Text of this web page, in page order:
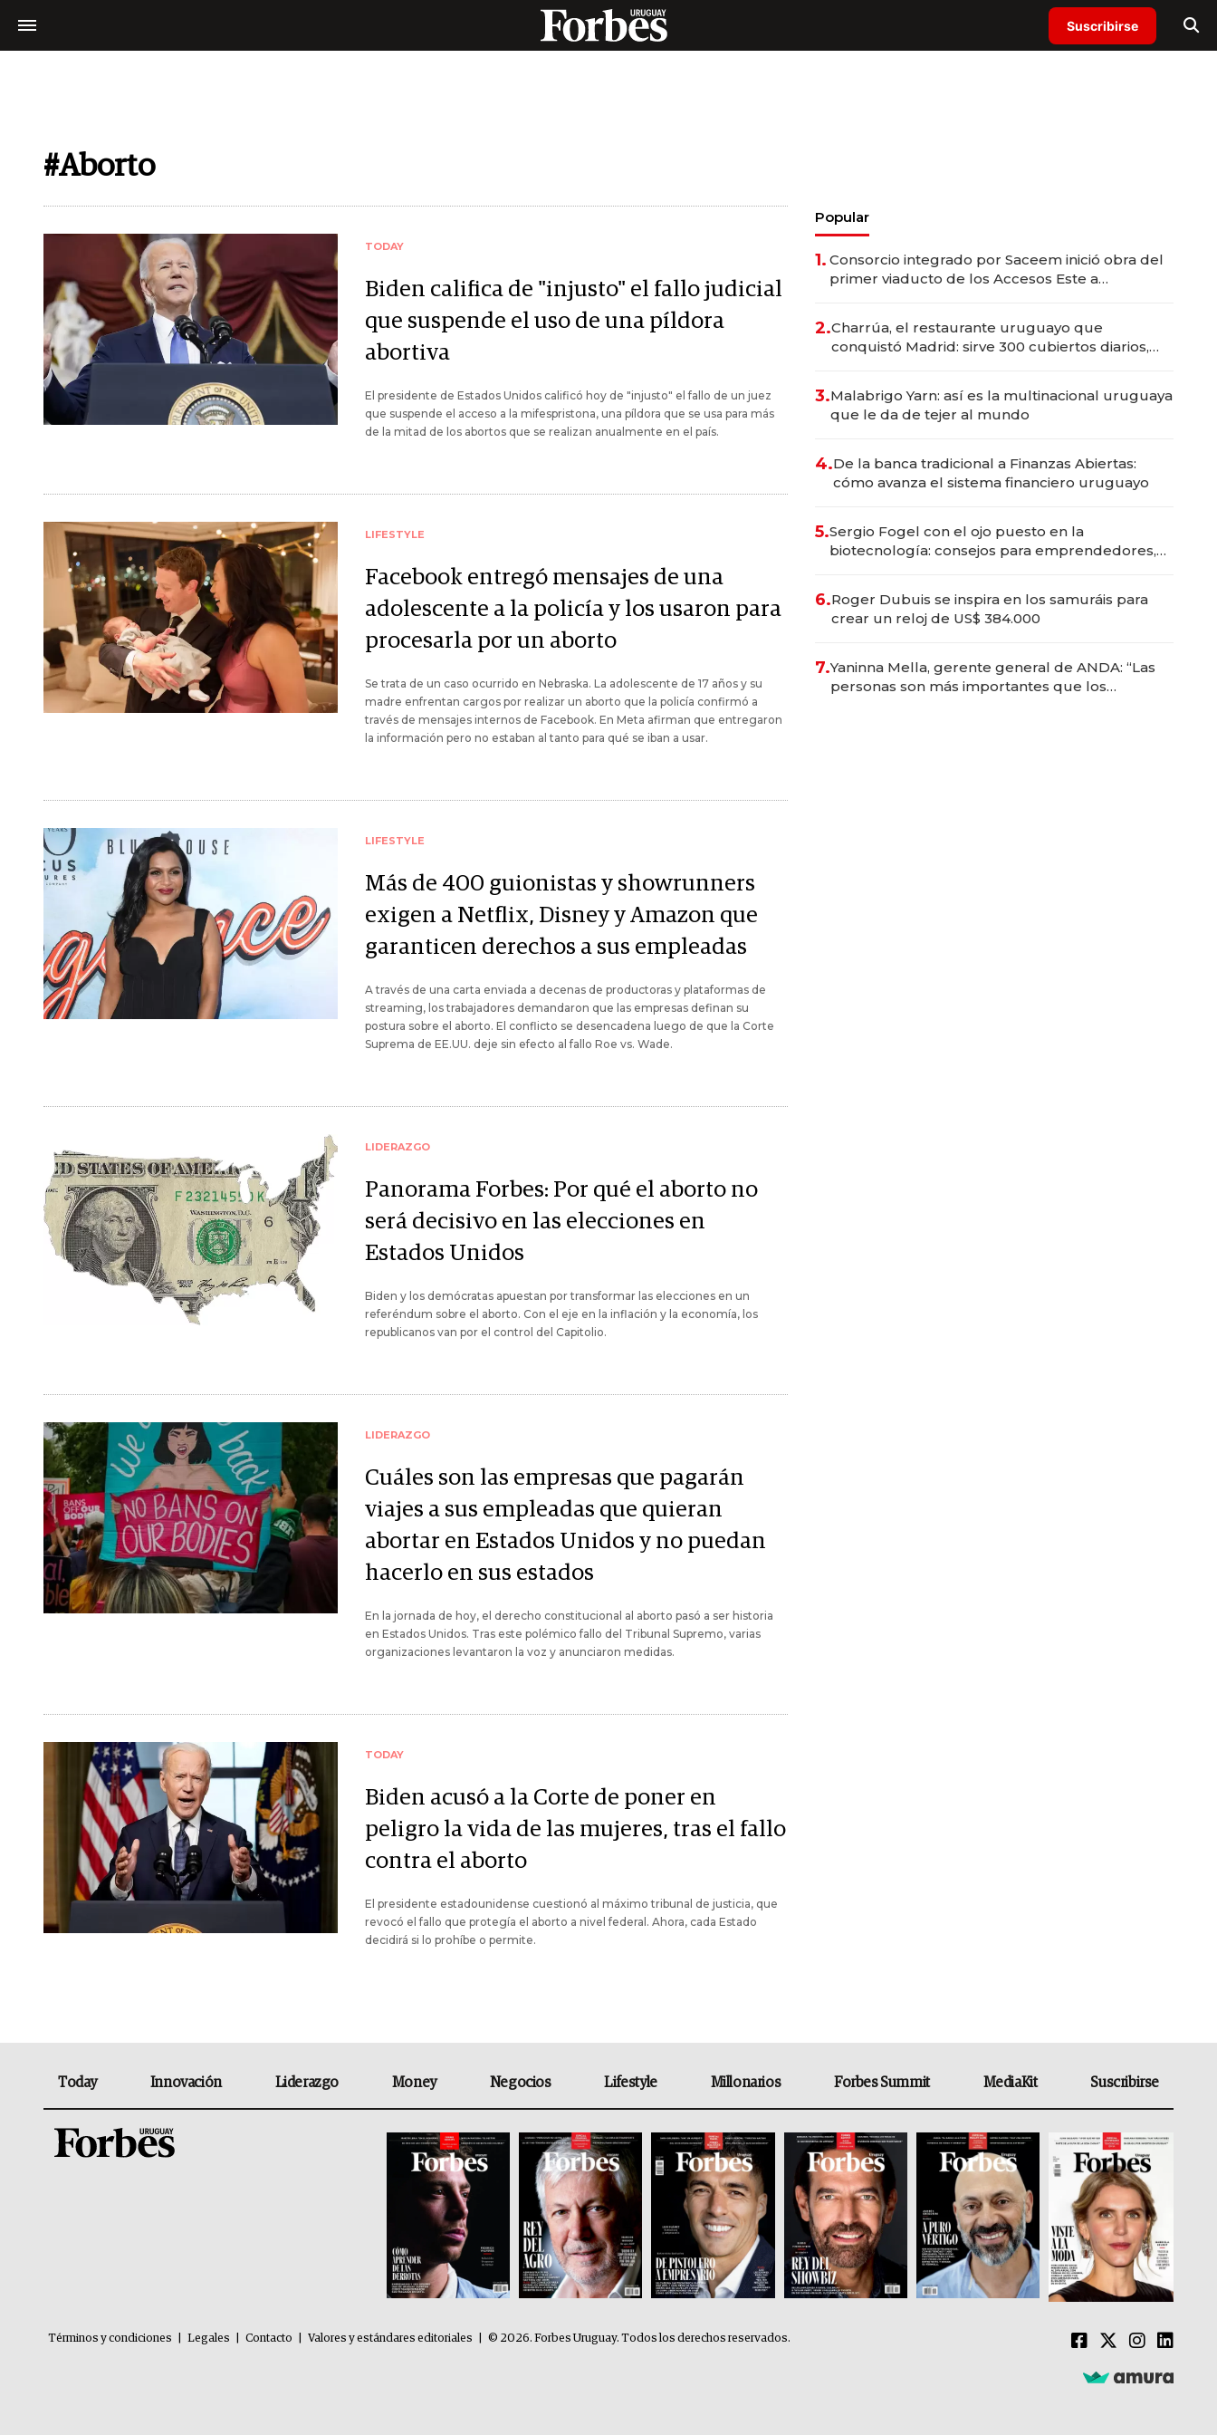
Suscribirse
#Aborto
TODAY
Biden califica de "injusto" el fallo judicial
que suspende el uso de una píldora
abortiva
El presidente de Estados Unidos calificó hoy de "injusto" el fallo de un juez
que suspende el acceso a la mifespristona, una píldora que se usa para más
de la mitad de los abortos que se realizan anualmente en el país.
LIFESTYLE
Facebook entregó mensajes de una
adolescente a la policía y los usaron para
procesarla por un aborto
Se trata de un caso ocurrido en Nebraska. La adolescente de 17 años y su
madre enfrentan cargos por realizar un aborto que la policía confirmó a
través de mensajes internos de Facebook. En Meta afirman que entregaron
la información pero no estaban al tanto para qué se iban a usar.
LIFESTYLE
Más de 400 guionistas y showrunners
exigen a Netflix, Disney y Amazon que
garanticen derechos a sus empleadas
A través de una carta enviada a decenas de productoras y plataformas de
streaming, los trabajadores demandaron que las empresas definan su
postura sobre el aborto. El conflicto se desencadena luego de que la Corte
Suprema de EE.UU. deje sin efecto al fallo Roe vs. Wade.
LIDERAZGO
Panorama Forbes: Por qué el aborto no
será decisivo en las elecciones en
Estados Unidos
Biden y los demócratas apuestan por transformar las elecciones en un
referéndum sobre el aborto. Con el eje en la inflación y la economía, los
republicanos van por el control del Capitolio.
LIDERAZGO
Cuáles son las empresas que pagarán
viajes a sus empleadas que quieran
abortar en Estados Unidos y no puedan
hacerlo en sus estados
En la jornada de hoy, el derecho constitucional al aborto pasó a ser historia
en Estados Unidos. Tras este polémico fallo del Tribunal Supremo, varias
organizaciones levantaron la voz y anunciaron medidas.
TODAY
Biden acusó a la Corte de poner en
peligro la vida de las mujeres, tras el fallo
contra el aborto
El presidente estadounidense cuestionó al máximo tribunal de justicia, que
revocó el fallo que protegía el aborto a nivel federal. Ahora, cada Estado
decidirá si lo prohíbe o permite.
Popular
1. Consorcio integrado por Saceem inició obra del
primer viaducto de los Accesos Este a
2.Charrúa, el restaurante uruguayo que
conquistó Madrid: sirve 300 cubiertos diarios,
3.Malabrigo Yarn: así es la multinacional uruguaya
que le da de tejer al mundo
4.De la banca tradicional a Finanzas Abiertas:
cómo avanza el sistema financiero uruguayo
5.Sergio Fogel con el ojo puesto en la
biotecnología: consejos para emprendedores,
6.Roger Dubuis se inspira en los samuráis para
crear un reloj de US$ 384.000
7.Yaninna Mella, gerente general de ANDA: “Las
personas son más importantes que los
Today Innovación Liderazgo Money Negocios Lifestyle Millonarios Forbes Summit MediaKit Suscribirse
Términos y condiciones Legales Contacto Valores y estándares editoriales © 2026. Forbes Uruguay. Todos los derechos reservados.